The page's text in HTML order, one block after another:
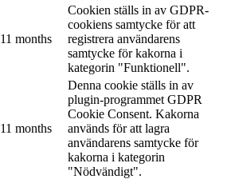
11 months
Cookien ställs in av GDPR-
cookiens samtycke för att
registrera användarens
samtycke för kakorna i
kategorin "Funktionell".
11 months
Denna cookie ställs in av
plugin-programmet GDPR
Cookie Consent. Kakorna
används för att lagra
användarens samtycke för
kakorna i kategorin
"Nödvändigt".